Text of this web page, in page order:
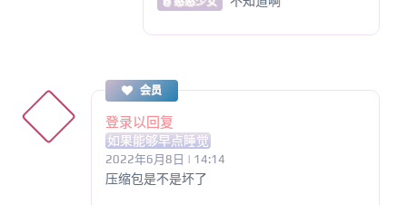
会员
登录以回复
如果能够早点睡觉
2022年6月8日 | 14:14
压缩包是不是坏了